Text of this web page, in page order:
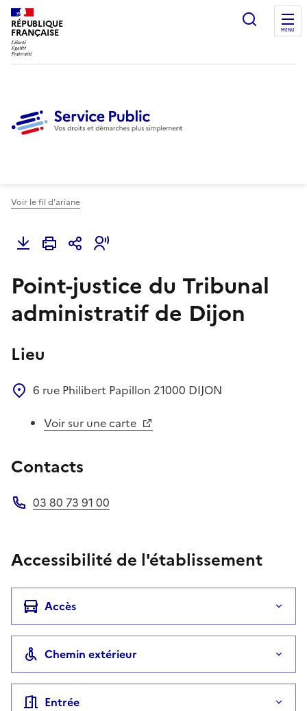
RÉPUBLIQUE
FRANÇAISE
Ouvrir
MENU
Voir le fil d'ariane
Point-justice du Tribunal
administratif de Dijon
Lieu
6 rue Philibert Papillon 21000 DIJON
Voir sur une carte
Contacts
03 80 73 91 00
Accessibilité de l'établissement
Accès
Chemin extérieur
Entrée